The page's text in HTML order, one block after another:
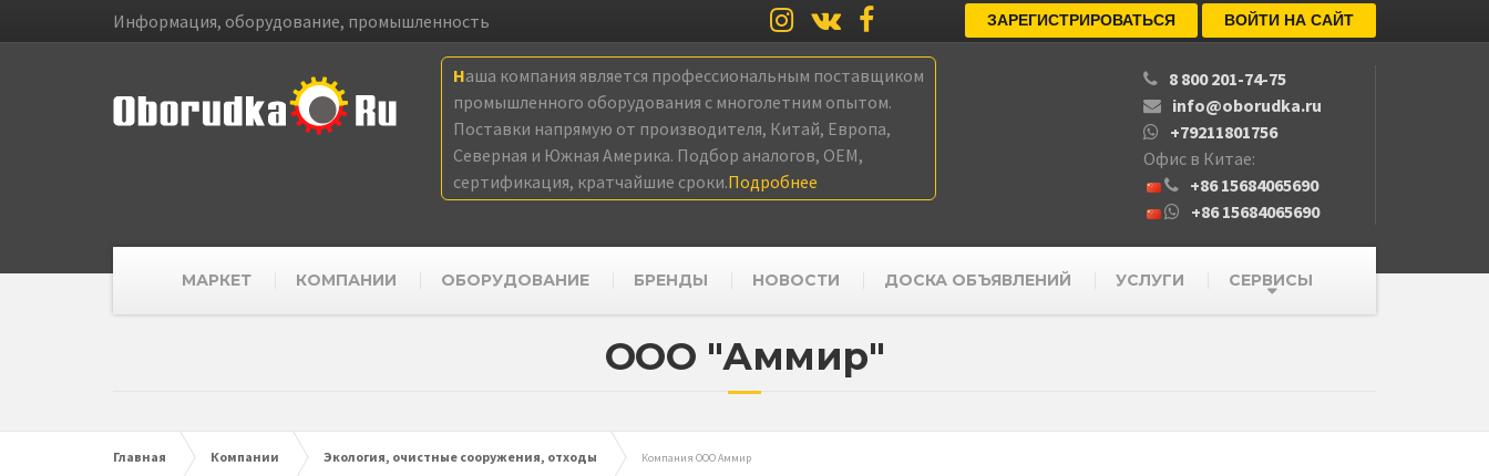
Информация, оборудование, промышленность ЗАРЕГИСТРИРОВАТЬСЯ ВОЙТИ НА САЙТ
Наша компания является профессиональным поставщиком
промышленного оборудования с многолетним опытом.
Поставки напрямую от производителя, Китай, Европа,
Северная и Южная Америка. Подбор аналогов, OEM,
сертификация, кратчайшие сроки.Подробнее
8 800 201-74-75
info@oborudka.ru
+79211801756
Офис в Китае:
+86 15684065690
+86 15684065690
МАРКЕТ КОМПАНИИ ОБОРУДОВАНИЕ БРЕНДЫ НОВОСТИ ДОСКА ОБЪЯВЛЕНИЙ УСЛУГИ СЕРВИСЫ
ООО "Аммир"
Главная Компании Экология, очистные сооружения, отходы Компания ООО Аммир